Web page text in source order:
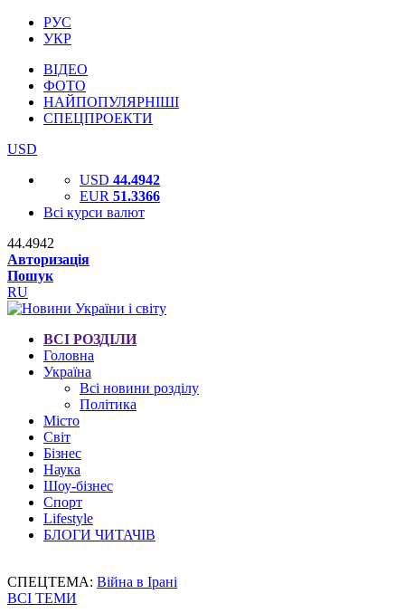
РУС
УКР
ВІДЕО
ФОТО
НАЙПОПУЛЯРНІШІ
СПЕЦПРОЕКТИ
USD
USD 44.4942
EUR 51.3366
Всі курси валют
44.4942
Авторизація
Пошук
RU
ВСІ РОЗДІЛИ
Головна
Україна
Всі новини розділу
Політика
Місто
Світ
Бізнес
Наука
Шоу-бізнес
Спорт
Lifestyle
БЛОГИ ЧИТАЧІВ
СПЕЦТЕМА: Війна в Ірані
ВСІ ТЕМИ